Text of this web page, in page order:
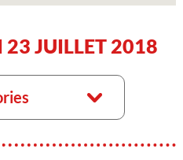
JUILLET 2018